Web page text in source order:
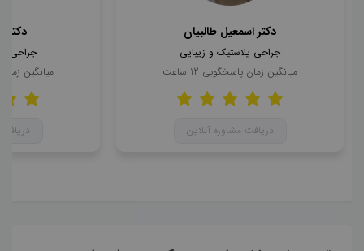
دکتر اسمعیل طالبیان
جراحی پلاستیک و زیبایی
میانگین زمان پاسخگویی 12 ساعت
دریافت مشاوره آنلاین
دکتر
جراحی
میانگین